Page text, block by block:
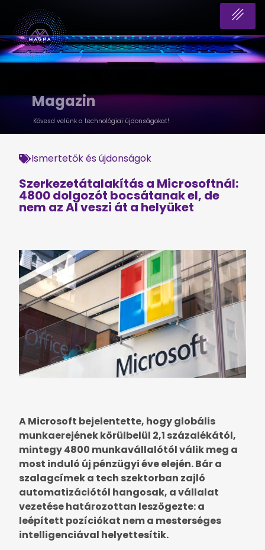
Magazin
Kövesd velünk a technológiai újdonságokat!
Ismertetők és újdonságok
Szerkezetátalakítás a Microsoftnál:
4800 dolgozót bocsátanak el, de
nem az AI veszi át a helyüket
A Microsoft bejelentette, hogy globális
munkaerejének körülbelül 2,1 százalékától,
mintegy 4800 munkavállalótól válik meg a
most induló új pénzügyi éve elején. Bár a
szalagcímek a tech szektorban zajló
automatizációtól hangosak, a vállalat
vezetése határozottan leszögezte: a
leépített pozíciókat nem a mesterséges
intelligenciával helyettesítik.